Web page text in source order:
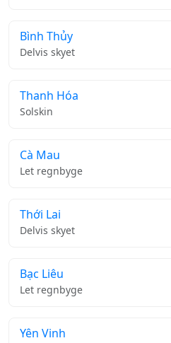
Bình Thủy
Delvis skyet
Thanh Hóa
Solskin
Cà Mau
Let regnbyge
Thới Lai
Delvis skyet
Bạc Liêu
Let regnbyge
Yên Vinh